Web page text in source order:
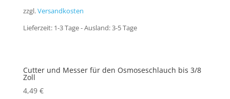
zzgl.Versandkosten
Lieferzeit: 1-3 Tage - Ausland: 3-5 Tage
Cutter und Messer für den Osmoseschlauch bis 3/8
Zoll
4,49 €